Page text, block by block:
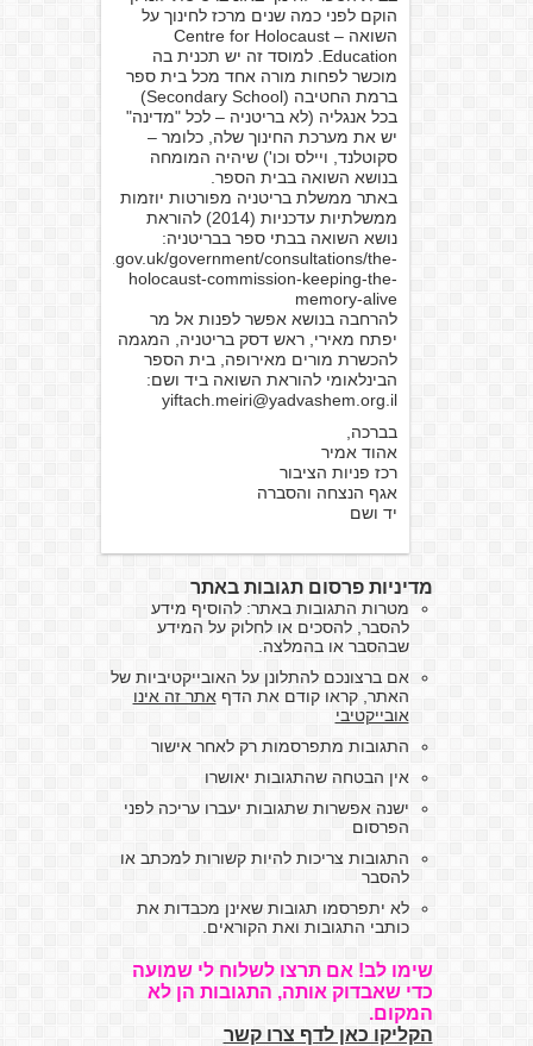
הוקם לפני כמה שנים מרכז לחינוך על
השואה – Centre for Holocaust
Education. למוסד זה יש תכנית בה
מוכשר לפחות מורה אחד מכל בית ספר
ברמת החטיבה (Secondary School)
בכל אנגליה (לא בריטניה – לכל "מדינה"
יש את מערכת החינוך שלה, כלומר –
סקוטלנד, ויילס וכו') שיהיה המומחה
בנושא השואה בבית הספר.
באתר ממשלת בריטניה מפורטות יוזמות
ממשלתיות עדכניות (2014) להוראת
נושא השואה בבתי ספר בבריטניה:
https://www.gov.uk/government/consultations/the-
holocaust-commission-keeping-the-
memory-alive
להרחבה בנושא אפשר לפנות אל מר
יפתח מאירי, ראש דסק בריטניה, המגמה
להכשרת מורים מאירופה, בית הספר
הבינלאומי להוראת השואה ביד ושם:
yiftach.meiri@yadvashem.org.il
בברכה,
אהוד אמיר
רכז פניות הציבור
אגף הנצחה והסברה
יד ושם
מדיניות פרסום תגובות באתר
מטרות התגובות באתר: להוסיף מידע
להסבר, להסכים או לחלוק על המידע
שבהסבר או בהמלצה.
אם ברצונכם להתלונן על האובייקטיביות של
האתר, קראו קודם את הדף אתר זה אינו
אובייקטיבי
התגובות מתפרסמות רק לאחר אישור
אין הבטחה שהתגובות יאושרו
ישנה אפשרות שתגובות יעברו עריכה לפני
הפרסום
התגובות צריכות להיות קשורות למכתב או
להסבר
לא יתפרסמו תגובות שאינן מכבדות את
כותבי התגובות ואת הקוראים.
שימו לב! אם תרצו לשלוח לי שמועה
כדי שאבדוק אותה, התגובות הן לא
המקום.
הקליקו כאן לדף צרו קשר